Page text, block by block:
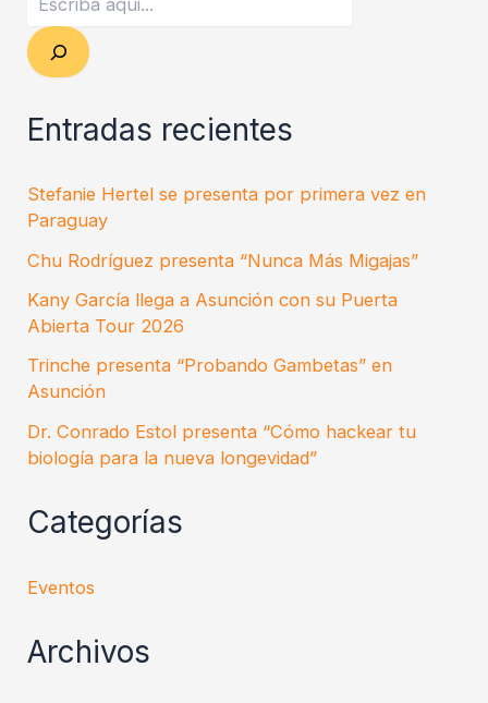
Entradas recientes
Stefanie Hertel se presenta por primera vez en
Paraguay
Chu Rodríguez presenta “Nunca Más Migajas”
Kany García llega a Asunción con su Puerta
Abierta Tour 2026
Trinche presenta “Probando Gambetas” en
Asunción
Dr. Conrado Estol presenta “Cómo hackear tu
biología para la nueva longevidad”
Categorías
Eventos
Archivos